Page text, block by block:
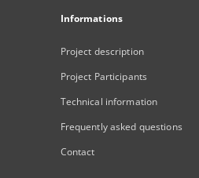
Informations
Project description
Project Participants
Technical information
Frequently asked questions
Contact